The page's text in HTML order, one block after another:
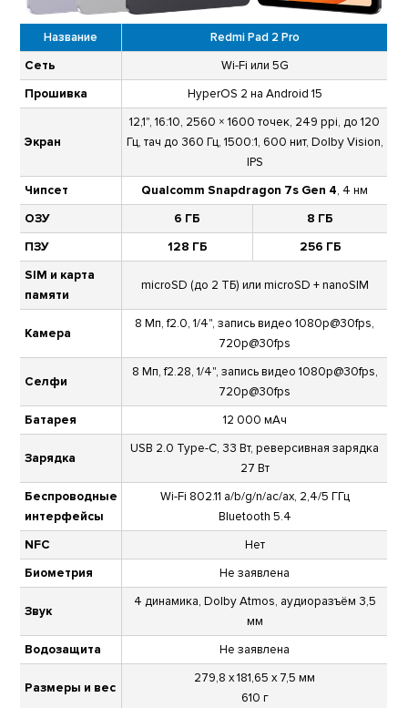
Название
Redmi Pad 2 Pro
Сеть
Wi-Fi или 5G
Прошивка
HyperOS 2 на Android 15
Экран
12,1", 16:10, 2560 × 1600 точек, 249 ppi, до 120
Гц, тач до 360 Гц, 1500:1, 600 нит, Dolby Vision,
IPS
Чипсет
Qualcomm Snapdragon 7s Gen 4, 4 нм
ОЗУ
6 ГБ
8 ГБ
ПЗУ
128 ГБ
256 ГБ
SIM и карта
памяти
microSD (до 2 ТБ) или microSD + nanoSIM
Камера
8 Мп, f2.0, 1/4", запись видео 1080p@30fps,
720p@30fps
Селфи
8 Мп, f2.28, 1/4", запись видео 1080p@30fps,
720p@30fps
Батарея
12 000 мАч
Зарядка
USB 2.0 Type-C, 33 Вт, реверсивная зарядка
27 Вт
Беспроводные
интерфейсы
Wi-Fi 802.11 a/b/g/n/ac/ax, 2,4/5 ГГц
Bluetooth 5.4
NFC
Нет
Биометрия
Не заявлена
Звук
4 динамика, Dolby Atmos, аудиоразъём 3,5
мм
Водозащита
Не заявлена
Размеры и вес
279,8 x 181,65 x 7,5 мм
610 г